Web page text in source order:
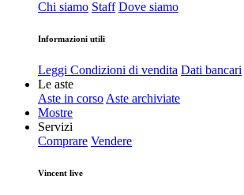
Chi siamo Staff Dove siamo
Informazioni utili
Leggi Condizioni di vendita Dati bancari
Le aste
Aste in corso Aste archiviate
Mostre
Servizi
Comprare Vendere
Vincent live